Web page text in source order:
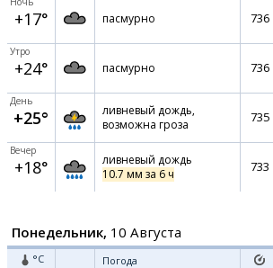
+17° пасмурно 736
Утро
+24° пасмурно 736
День
+25°
ливневый дождь,
возможна гроза
735
Вечер
+18°
ливневый дождь
10.7 мм за 6 ч
733
Понедельник, 10 Августа
°C Погода